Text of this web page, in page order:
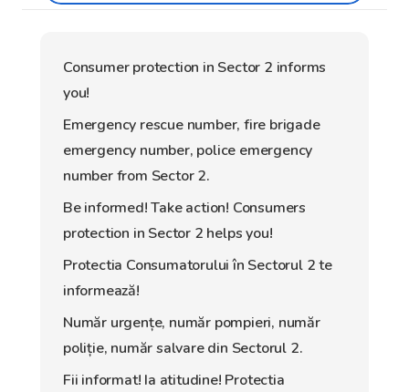
Consumer protection in Sector 2 informs
you!
Emergency rescue number, fire brigade
emergency number, police emergency
number from Sector 2.
Be informed! Take action! Consumers
protection in Sector 2 helps you!
Protectia Consumatorului în Sectorul 2 te
informează!
Număr urgențe, număr pompieri, număr
poliție, număr salvare din Sectorul 2.
Fii informat! Ia atitudine! Protectia